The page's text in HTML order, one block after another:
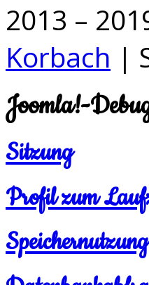
2013 –
Korbach |
Joomla!-
Sitzung
Profil zum
Speichernutzung